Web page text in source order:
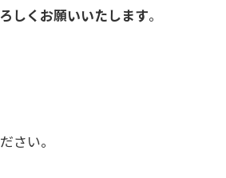
しくお願いいたします。
さい。